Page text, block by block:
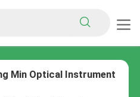
Min Optical Instrument